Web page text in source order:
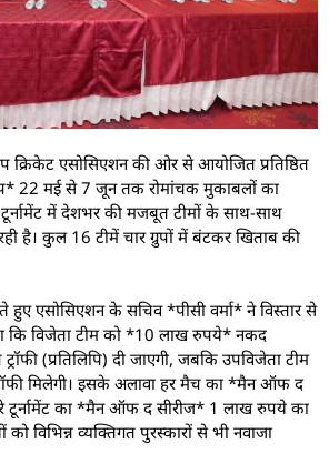
क्रिकेट एसोसिएशन की ओर से आयोजित प्रतिष्ठित
22 मई से 7 जून तक रोमांचक मुकाबलों का
में देशभर की मजबूत टीमों के साथ-साथ
है। कुल 16 टीमें चार ग्रुपों में बंटकर खिताब की
हुए एसोसिएशन के सचिव *पीसी वर्मा* ने विस्तार से
कि विजेता टीम को *10 लाख रुपये* नकद
(प्रतिलिपि) दी जाएगी, जबकि उपविजेता टीम
मिलेगी। इसके अलावा हर मैच का *मैन ऑफ द
का *मैन ऑफ द सीरीज* 1 लाख रुपये का
को विभिन्न व्यक्तिगत पुरस्कारों से भी नवाजा